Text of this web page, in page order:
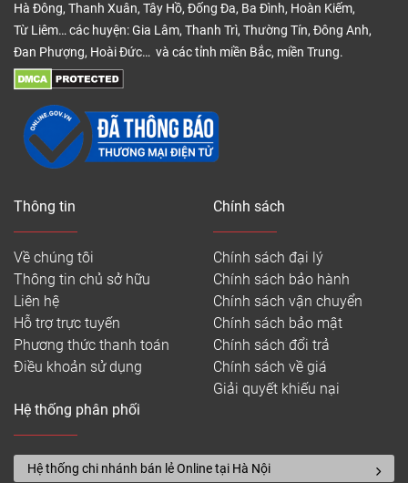
Hà Đông, Thanh Xuân, Tây Hồ, Đống Đa, Ba Đình, Hoàn Kiếm,
Từ Liêm… các huyện: Gia Lâm, Thanh Trì, Thường Tín, Đông Anh,
Đan Phượng, Hoài Đức… và các tỉnh miền Bắc, miền Trung.
Thông tin
Về chúng tôi
Thông tin chủ sở hữu
Liên hệ
Hỗ trợ trực tuyến
Phương thức thanh toán
Điều khoản sử dụng
Chính sách
Chính sách đại lý
Chính sách bảo hành
Chính sách vận chuyển
Chính sách bảo mật
Chính sách đổi trả
Chính sách về giá
Giải quyết khiếu nại
Hệ thống phân phối
Hệ thống chi nhánh bán lẻ Online tại Hà Nội